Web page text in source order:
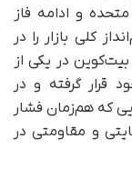
و ادامه فاز
کلی بازار را در
در یکی از
قرار گرفته و در
جایی که هم‌زمان فشار
و مقاومتی در